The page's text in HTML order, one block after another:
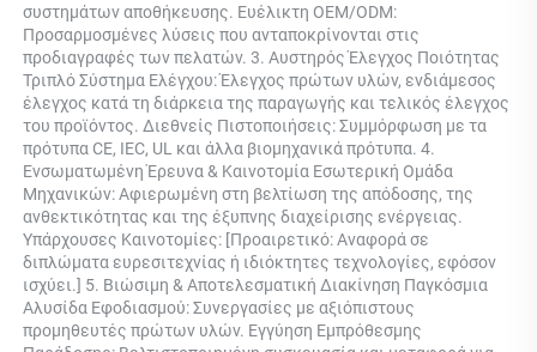
συστημάτων αποθήκευσης. Ευέλικτη OEM/ODM:
Προσαρμοσμένες λύσεις που ανταποκρίνονται στις
προδιαγραφές των πελατών. 3. Αυστηρός Έλεγχος Ποιότητας
Τριπλό Σύστημα Ελέγχου: Έλεγχος πρώτων υλών, ενδιάμεσος
έλεγχος κατά τη διάρκεια της παραγωγής και τελικός έλεγχος
του προϊόντος. Διεθνείς Πιστοποιήσεις: Συμμόρφωση με τα
πρότυπα CE, IEC, UL και άλλα βιομηχανικά πρότυπα. 4.
Ενσωματωμένη Έρευνα & Καινοτομία Εσωτερική Ομάδα
Μηχανικών: Αφιερωμένη στη βελτίωση της απόδοσης, της
ανθεκτικότητας και της έξυπνης διαχείρισης ενέργειας.
Υπάρχουσες Καινοτομίες: [Προαιρετικό: Αναφορά σε
διπλώματα ευρεσιτεχνίας ή ιδιόκτητες τεχνολογίες, εφόσον
ισχύει.] 5. Βιώσιμη & Αποτελεσματική Διακίνηση Παγκόσμια
Αλυσίδα Εφοδιασμού: Συνεργασίες με αξιόπιστους
προμηθευτές πρώτων υλών. Εγγύηση Εμπρόθεσμης